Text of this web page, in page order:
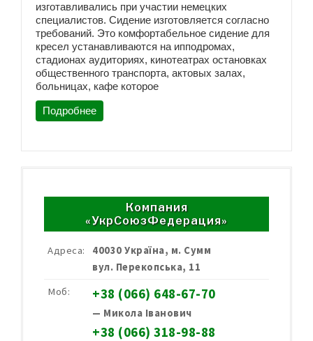
изготавливались при участии немецких
специалистов. Сидение изготовляется согласно
требований. Это комфортабельное сидение для
кресел устанавливаются на ипподромах,
стадионах аудиториях, кинотеатрах остановках
общественного транспорта, актовых залах,
больницах, кафе которое
Подробнее
Компания
«УкрСоюзФедерация»
Адреса:
40030 Україна, м. Сумм
вул. Перекопська, 11
Моб:
+38 (066) 648-67-70
— Микола Іванович
+38 (066) 318-98-88